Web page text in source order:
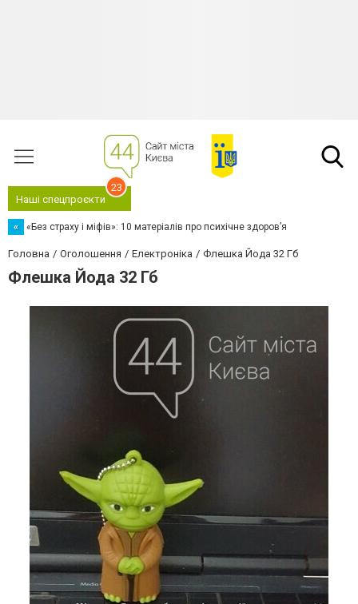
Наші спецпроєкти
23
« «Без страху і міфів»: 10 матеріалів про психічне здоров’я
Головна Оголошення Електроніка Флешка Йода 32 Гб
Флешка Йода 32 Гб